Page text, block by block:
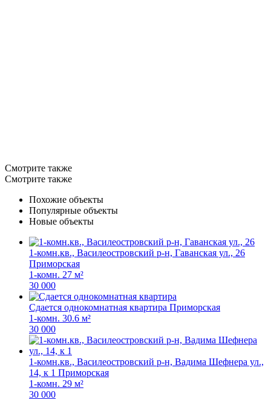
Смотрите также
Смотрите также
Похожие объекты
Популярные объекты
Новые объекты
1-комн.кв., Василеостровский р-н, Гаванская ул., 26
Приморская
1-комн. 27 м²
30 000
Сдается однокомнатная квартира Приморская
1-комн. 30.6 м²
30 000
1-комн.кв., Василеостровский р-н, Вадима Шефнера ул.,
14, к 1 Приморская
1-комн. 29 м²
30 000